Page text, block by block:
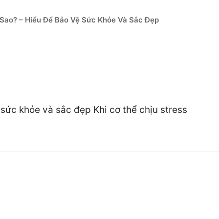
– Hiểu Để Bảo Vệ Sức Khỏe Và Sắc Đẹp
khỏe và sắc đẹp Khi cơ thể chịu stress